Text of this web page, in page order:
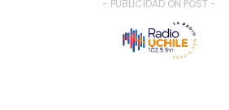
- PUBLICIDAD ON POST -